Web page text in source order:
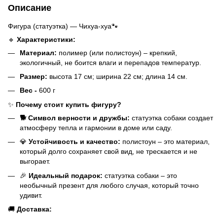
Описание
Фигура (статуэтка) — Чихуа-хуа🐾
🔹 Характеристики:
Материал: полимер (или полистоун) – крепкий,
экологичный, не боится влаги и перепадов температур.
Размер: высота 17 см; ширина 22 см; длина 14 см.
Вес - 600 г
✨ Почему стоит купить фигуру?
🐕 Символ верности и дружбы: статуэтка собаки создает
атмосферу тепла и гармонии в доме или саду.
💎 Устойчивость и качество: полистоун – это материал,
который долго сохраняет свой вид, не трескается и не
выгорает.
🎉 Идеальный подарок: статуэтка собаки – это
необычный презент для любого случая, который точно
удивит.
🚚 Доставка: